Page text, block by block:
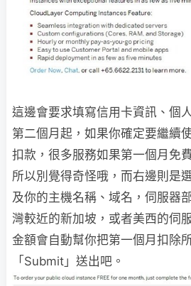
這邊會要求填寫信用卡資訊、個
第二個月起，如果你確定要繼續
扣款，很多服務如果第一個月免
所以別覺得奇怪哦，而右邊則是
及你的主機名稱、域名，伺服器
灣較近的新加坡，或者美西的伺
金額會自動幫你把第一個月扣除
「Submit」送出吧。